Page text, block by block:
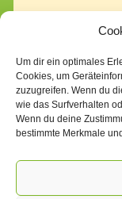
Um dir ein optimales
Cookies, um
zuzugreifen. Wenn du
wie das Surfverhalten
Wenn du deine
bestimmte Merkmale
Impressum